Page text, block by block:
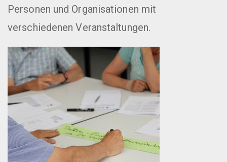
Personen und Organisationen mit
verschiedenen Veranstaltungen.